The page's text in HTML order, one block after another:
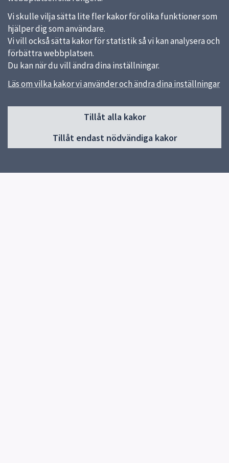
Vi skulle vilja sätta lite fler kakor för olika funktioner som
hjälper dig som användare.
Vi vill också sätta kakor för statistik så vi kan analysera och
förbättra webbplatsen.
Du kan när du vill ändra dina inställningar.
Läs om vilka kakor vi använder och ändra dina inställningar
Tillåt alla kakor
Tillåt endast nödvändiga kakor
Sidfot
Våra kök och menyer